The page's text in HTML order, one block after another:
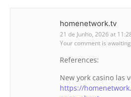
homenetwork.tv
21 de Junho, 2026 at
Your comment is
References:
New york casino las
https://